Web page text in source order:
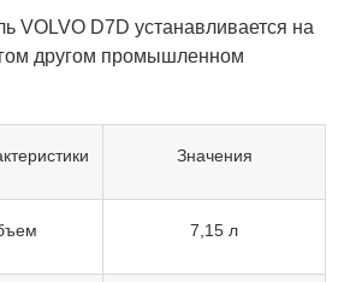
VOLVO D7D устанавливается на
другом промышленном
Значения
7,15 л